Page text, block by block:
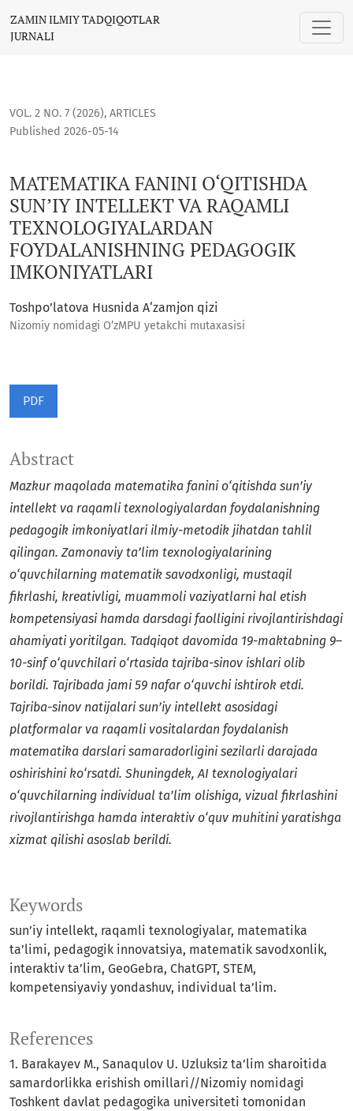
MATEMATIKA FANINI O‘QITISHDA SUN’IY INTELLEKT VA
ZAMIN ILMIY TADQIQOTLAR
JURNALI
VOL. 2 NO. 7 (2026), ARTICLES
MATEMATIKA FANINI O‘QITISHDA
SUN’IY INTELLEKT VA RAQAMLI
TEXNOLOGIYALARDAN
FOYDALANISHNING PEDAGOGIK
IMKONIYATLARI
Published 2026-05-14
Toshpo’latova Husnida A‘zamjon qizi
Nizomiy nomidagi O’zMPU yetakchi mutaxasisi
PDF
Keywords
sun’iy intellekt, raqamli texnologiyalar, matematika
ta’limi, pedagogik innovatsiya, matematik savodxonlik,
interaktiv ta’lim, GeoGebra, ChatGPT, STEM,
kompetensiyaviy yondashuv, individual ta’lim.
Abstract
Mazkur maqolada matematika fanini o‘qitishda sun’iy
intellekt va raqamli texnologiyalardan foydalanishning
pedagogik imkoniyatlari ilmiy-metodik jihatdan tahlil
qilingan. Zamonaviy ta’lim texnologiyalarining
o‘quvchilarning matematik savodxonligi, mustaqil
fikrlashi, kreativligi, muammoli vaziyatlarni hal etish
kompetensiyasi hamda darsdagi faolligini rivojlantirishdagi
ahamiyati yoritilgan. Tadqiqot davomida 19-maktabning 9–
10-sinf o‘quvchilari o‘rtasida tajriba-sinov ishlari olib
borildi. Tajribada jami 59 nafar o‘quvchi ishtirok etdi.
Tajriba-sinov natijalari sun’iy intellekt asosidagi
platformalar va raqamli vositalardan foydalanish
matematika darslari samaradorligini sezilarli darajada
oshirishini ko‘rsatdi. Shuningdek, AI texnologiyalari
o‘quvchilarning individual ta’lim olishiga, vizual fikrlashini
rivojlantirishga hamda interaktiv o‘quv muhitini yaratishga
xizmat qilishi asoslab berildi.
References
1. Barakayev M., Sanaqulov U. Uzluksiz ta’lim sharoitida
samardorlikka erishish omillari//Nizomiy nomidagi
Toshkent davlat pedagogika universiteti tomonidan